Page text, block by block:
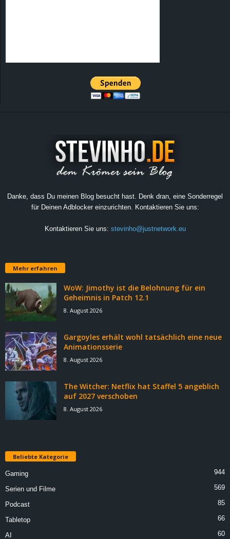
Danke, dass Du meinen Blog besucht hast. Denk dran, eine Sonderregel
für Deinen Adblocker einzurichten. Kontaktieren Sie uns:
Kontaktieren Sie uns: stevinho@justnetwork.eu
Mehr erfahren
WoW: Jimothy ist die Belohnung für ein
Geheimnis in Patch 12.1
8. August 2026
Gargoyles erhält wohl tatsächlich eine neue
Animationsserie
8. August 2026
The Witcher: Netflix hat Staffel 5 angeblich
auf 2027 verschoben
8. August 2026
Beliebte Kategorie
Gaming 944
Serien und Filme 569
Podcast 85
Tabletop 66
AI 60